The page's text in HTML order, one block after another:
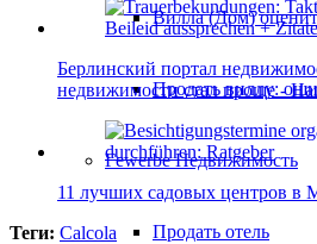
Вилла (Дом)
Продать виллу:
ГewerbeНедвижимость
Продать отель
Берлинский портал
недвижимости стал проще -
11 лучших садовых центров в
Теги: Calcola